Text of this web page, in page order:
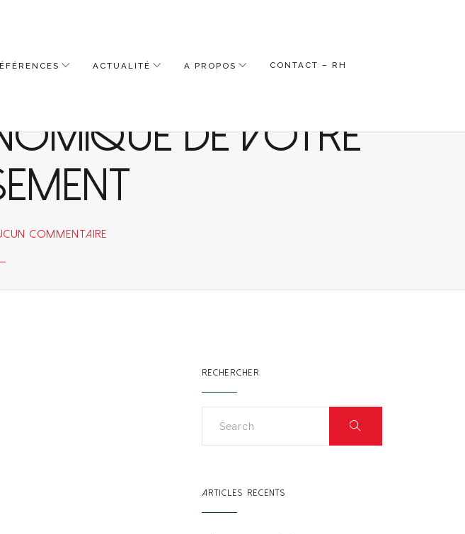
ACTUALITÉ A PROPOS CONTACT – RH
de votre
COMMENTAIRE
RECHERCHER
ARTICLES RÉCENTS